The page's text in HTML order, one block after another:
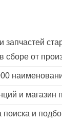
запчастей
сборе от
и магазин
и